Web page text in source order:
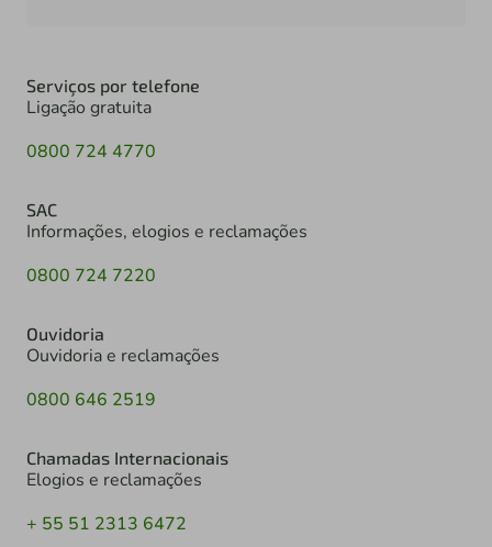
Serviços por telefone
Ligação gratuita
0800 724 4770
SAC
Informações, elogios e reclamações
0800 724 7220
Ouvidoria
Ouvidoria e reclamações
0800 646 2519
Chamadas Internacionais
Elogios e reclamações
+ 55 51 2313 6472